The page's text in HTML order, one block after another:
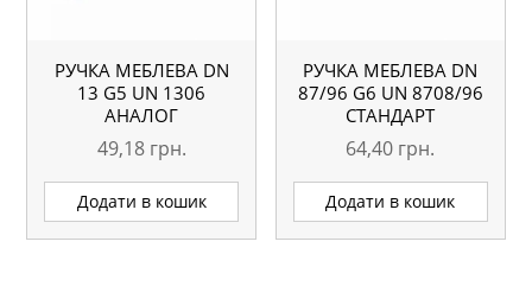
РУЧКА МЕБЛЕВА DN
13 G5 UN 1306
АНАЛОГ
49,18 грн.
Додати в кошик
РУЧКА МЕБЛЕВА DN
87/96 G6 UN 8708/96
СТАНДАРТ
64,40 грн.
Додати в кошик